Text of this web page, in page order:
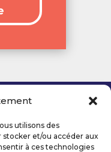
utilisons des
et/ou accéder aux
à ces technologies